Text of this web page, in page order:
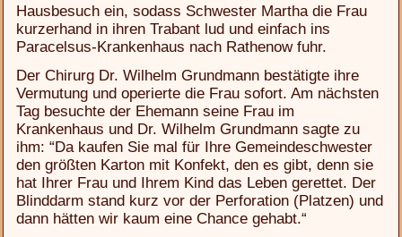
Hausbesuch ein, sodass Schwester Martha die Frau
kurzerhand in ihren Trabant lud und einfach ins
Paracelsus-Krankenhaus nach Rathenow fuhr.
Der Chirurg Dr. Wilhelm Grundmann bestätigte ihre
Vermutung und operierte die Frau sofort. Am nächsten
Tag besuchte der Ehemann seine Frau im
Krankenhaus und Dr. Wilhelm Grundmann sagte zu
ihm: “Da kaufen Sie mal für Ihre Gemeindeschwester
den größten Karton mit Konfekt, den es gibt, denn sie
hat Ihrer Frau und Ihrem Kind das Leben gerettet. Der
Blinddarm stand kurz vor der Perforation (Platzen) und
dann hätten wir kaum eine Chance gehabt.“